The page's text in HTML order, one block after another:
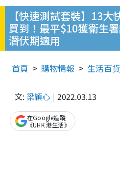
【快速測試套裝】13
買到！最平$10獲衛生
潛伏期適用
首頁 購物情報 生活百貨
文: 梁穎心 2022.03.13
在Google追蹤
《UHK 港生活》